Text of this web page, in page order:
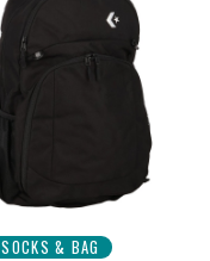
SOCKS & BAG